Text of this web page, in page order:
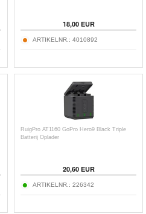
18,00EUR
ARTIKELNR.: 4010892
RuigPro AT1160 GoPro Hero9 Black Triple
Batterij Oplader
20,60EUR
ARTIKELNR.: 226342